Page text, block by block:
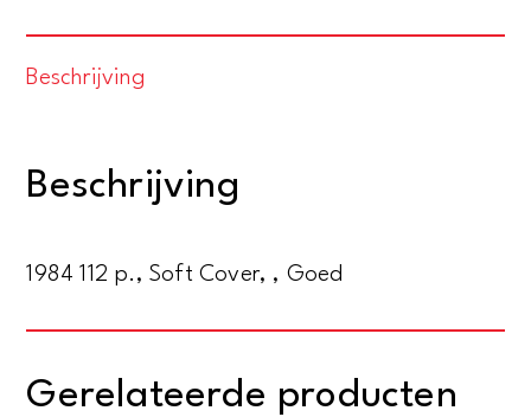
Beschrijving
Beschrijving
1984 112 p., Soft Cover, , Goed
Gerelateerde producten